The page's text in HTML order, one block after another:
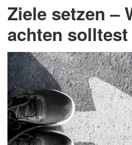
Ziele setzen –
achten solltest